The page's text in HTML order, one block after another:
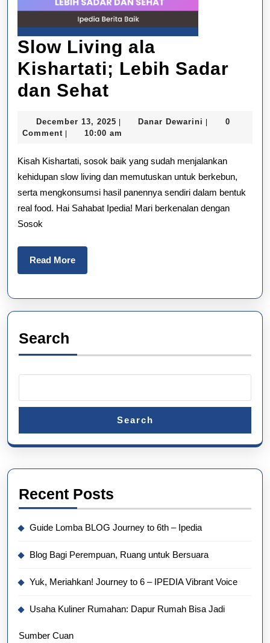
Slow Living ala
Kishartati; Lebih Sadar
dan Sehat
ala
Kishartati;
Lebih
Sadar
dan
December 13, 2025 December
13,
Danar Dewarini Danar0
Comment
10:00 am
Kisah Kishartati, sosok baik yang sudah menjalankan
kehidupan slow living dan memutuskan untuk berkebun,
serta mengkonsumsi hasil panennya sendiri dalam bentuk
real food. Hai Sahabat Ipedia! Mari berkenalan dengan
Sosok
Read MoreRead
More
Search
Search
Recent Posts
Guide Lomba BLOG Journey to 6th – Ipedia
Blog Bagi Perempuan, Ruang untuk Bersuara
Yuk, Meriahkan! Journey to 6 – IPEDIA Vibrant Voice
Usaha Kuliner Rumahan: Dapur Rumah Bisa Jadi
Sumber Cuan